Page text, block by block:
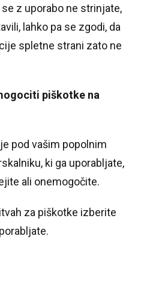
z uporabo ne strinjate,
lahko pa se zgodi, da
spletne strani zato ne
piškotke na
pod vašim popolnim
ki ga uporabljate,
ali onemogočite.
za piškotke izberite